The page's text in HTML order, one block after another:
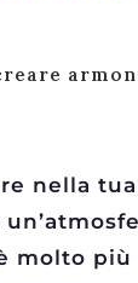
nella
​​molto